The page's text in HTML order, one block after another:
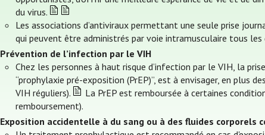
du virus.
Les associations d’antiviraux permettant une seule prise
qui peuvent être administrés par voie intramusculaire tous
Prévention de l’infection par le VIH
Chez les personnes à haut risque d’infection par le VIH, la
“prophylaxie pré-exposition (PrEP)”, est à envisager, en plus
VIH réguliers).
La PrEP est remboursée à certaines
remboursement).
Exposition accidentelle à du sang ou à des fluides corporels